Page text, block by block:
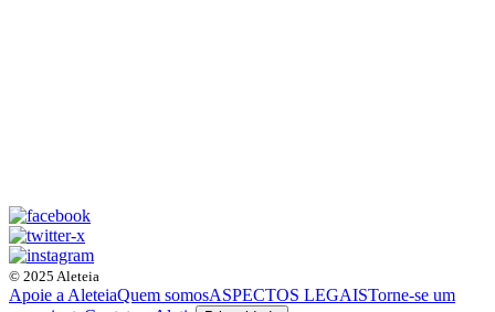
© 2025 Aleteia
Apoie a AleteiaQuem somosASPECTOS LEGAISTorne-se um